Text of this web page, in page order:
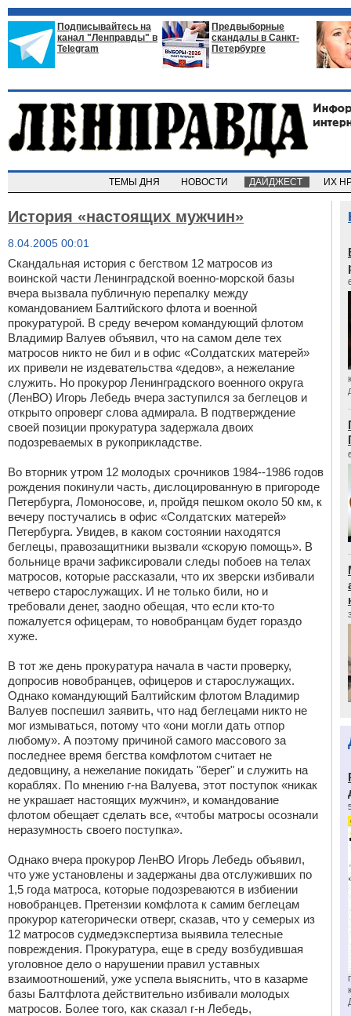
Подписывайтесь на
канал "Ленправды" в
Telegram
Предвыборные
скандалы в Санкт-
Петербурге
ТЕМЫ ДНЯ НОВОСТИ ДАЙДЖЕСТ ИХ
История «настоящих мужчин»
8.04.2005 00:01
Скандальная история с бегством 12 матросов из
воинской части Ленинградской военно-морской базы
вчера вызвала публичную перепалку между
командованием Балтийского флота и военной
прокуратурой. В среду вечером командующий флотом
Владимир Валуев объявил, что на самом деле тех
матросов никто не бил и в офис «Солдатских матерей»
их привели не издевательства «дедов», а нежелание
служить. Но прокурор Ленинградского военного округа
(ЛенВО) Игорь Лебедь вчера заступился за беглецов и
открыто опроверг слова адмирала. В подтверждение
своей позиции прокуратура задержала двоих
подозреваемых в рукоприкладстве.
Во вторник утром 12 молодых срочников 1984--1986 годов
рождения покинули часть, дислоцированную в пригороде
Петербурга, Ломоносове, и, пройдя пешком около 50 км, к
вечеру постучались в офис «Солдатских матерей»
Петербурга. Увидев, в каком состоянии находятся
беглецы, правозащитники вызвали «скорую помощь». В
больнице врачи зафиксировали следы побоев на телах
матросов, которые рассказали, что их зверски избивали
четверо старослужащих. И не только били, но и
требовали денег, заодно обещая, что если кто-то
пожалуется офицерам, то новобранцам будет гораздо
хуже.
В тот же день прокуратура начала в части проверку,
допросив новобранцев, офицеров и старослужащих.
Однако командующий Балтийским флотом Владимир
Валуев поспешил заявить, что над беглецами никто не
мог измываться, потому что «они могли дать отпор
любому». А поэтому причиной самого массового за
последнее время бегства комфлотом считает не
дедовщину, а нежелание покидать "берег" и служить на
кораблях. По мнению г-на Валуева, этот поступок «никак
не украшает настоящих мужчин», и командование
флотом обещает сделать все, «чтобы матросы осознали
неразумность своего поступка».
Однако вчера прокурор ЛенВО Игорь Лебедь объявил,
что уже установлены и задержаны два отслуживших по
1,5 года матроса, которые подозреваются в избиении
новобранцев. Претензии комфлота к самим беглецам
прокурор категорически отверг, сказав, что у семерых из
12 матросов судмедэкспертиза выявила телесные
повреждения. Прокуратура, еще в среду возбудившая
уголовное дело о нарушении правил уставных
взаимоотношений, уже успела выяснить, что в казарме
базы Балтфлота действительно избивали молодых
матросов. Более того, как сказал г-н Лебедь,